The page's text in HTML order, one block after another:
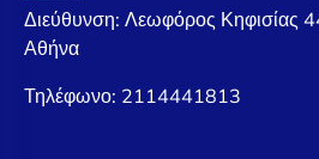
Διεύθυνση: Λεωφόρος Κηφισίας
Αθήνα
Τηλέφωνο: 2114441813